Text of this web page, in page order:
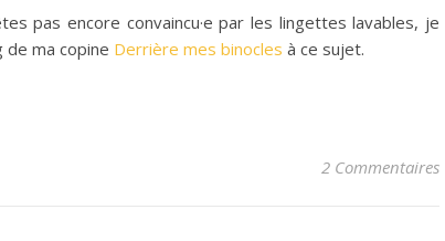
pas encore convaincu·e par les lingettes lavables, je
de ma copine Derrière mes binocles à ce sujet.
2 Commentaires